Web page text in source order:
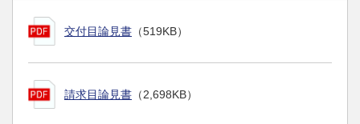
交付目論見書 （519KB）
請求目論見書 （2,698KB）